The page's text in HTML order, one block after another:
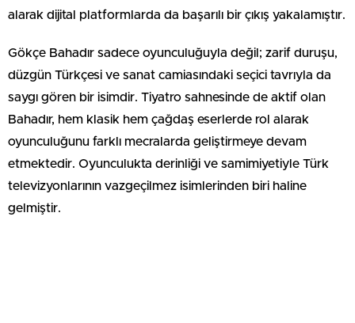
alarak dijital platformlarda da başarılı bir çıkış yakalamıştır.
Gökçe Bahadır sadece oyunculuğuyla değil; zarif duruşu,
düzgün Türkçesi ve sanat camiasındaki seçici tavrıyla da
saygı gören bir isimdir. Tiyatro sahnesinde de aktif olan
Bahadır, hem klasik hem çağdaş eserlerde rol alarak
oyunculuğunu farklı mecralarda geliştirmeye devam
etmektedir. Oyunculukta derinliği ve samimiyetiyle Türk
televizyonlarının vazgeçilmez isimlerinden biri haline
gelmiştir.